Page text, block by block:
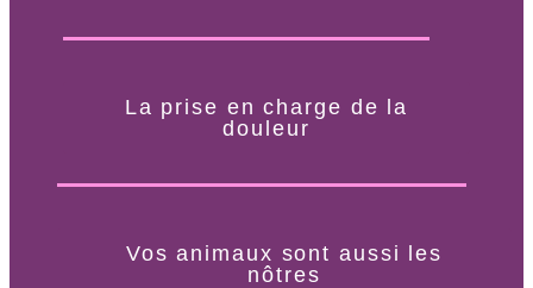
La prise en charge de la
douleur​
Vos animaux sont aussi les
nôtres​